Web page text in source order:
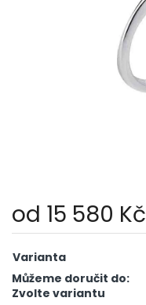
od 15 580 Kč
cena:
Varianta
Můžeme doručit do:
Zvolte variantu